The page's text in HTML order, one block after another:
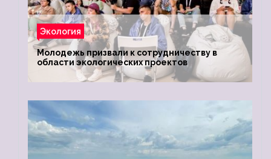
Экология
Молодежь призвали к сотрудничеству в
области экологических проектов